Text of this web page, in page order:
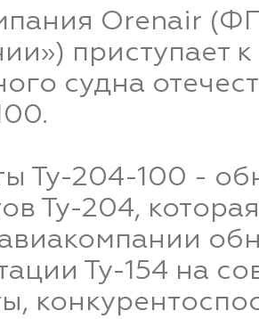
Orenair
приступает
судна
Ту-204-100 -
Ту-204,
Ту-154 на